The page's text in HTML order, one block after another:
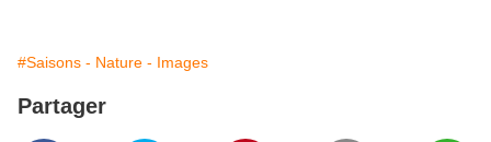
#Saisons - Nature - Images
Partager